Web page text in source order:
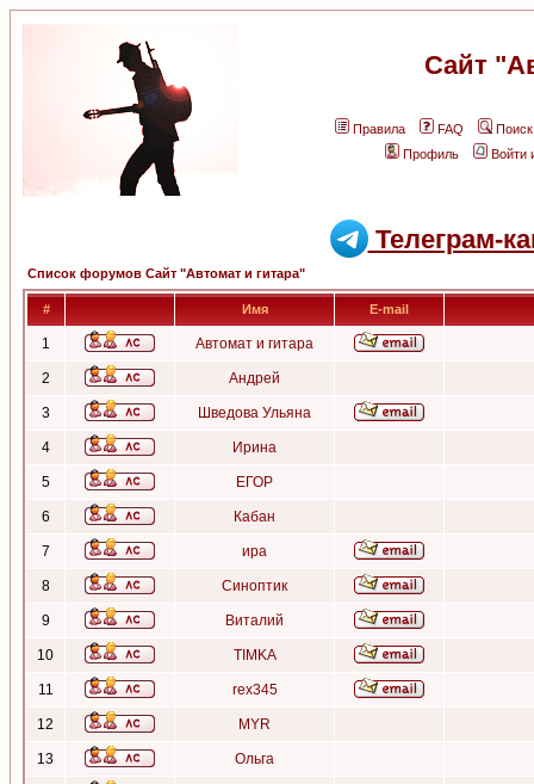
Сайт
Правила FAQ
Поиск
Профиль
Войти
Телеграм-
Список форумов Сайт "Автомат и гитара"
# Имя E-mail
1 Автомат и гитара
2 Андрей
3 Шведова Ульяна
4 Ирина
5 ЕГОР
6 Кабан
7 ира
8 Синоптик
9 Виталий
10 TIMKA
11 rex345
12 MYR
13 Ольга